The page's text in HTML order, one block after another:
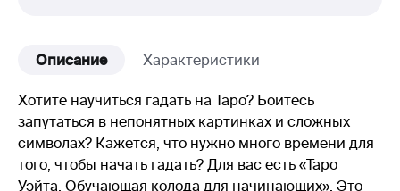
Описание Характеристики
Хотите научиться гадать на Таро? Боитесь
запутаться в непонятных картинках и сложных
символах? Кажется, что нужно много времени для
того, чтобы начать гадать? Для вас есть «Таро
Уэйта. Обучающая колода для начинающих». Это